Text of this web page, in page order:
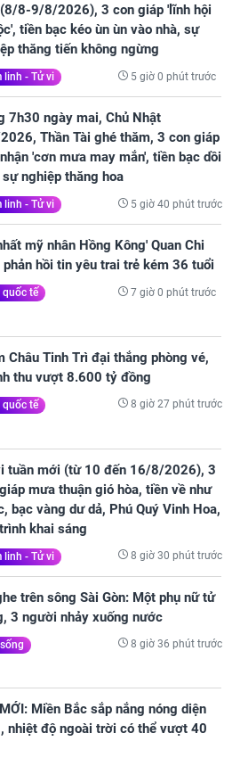
8-9/8/2026), 3 con giáp 'lĩnh hội
tiền bạc kéo ùn ùn vào nhà, sự
thăng tiến không ngừng
linh - Tử vi 5 giờ 0 phút trước
7h30 ngày mai, Chủ Nhật
Thần Tài ghé thăm, 3 con giáp
'cơn mưa may mắn', tiền bạc dồi
sự nghiệp thăng hoa
linh - Tử vi 5 giờ 40 phút trước
mỹ nhân Hồng Kông' Quan Chi
phản hồi tin yêu trai trẻ kém 36 tuổi
quốc tế 7 giờ 0 phút trước
Châu Tinh Trì đại thắng phòng vé,
thu vượt 8.600 tỷ đồng
quốc tế 8 giờ 27 phút trước
tuần mới (từ 10 đến 16/8/2026), 3
mưa thuận gió hòa, tiền về như
bạc vàng dư dả, Phú Quý Vinh Hoa,
khai sáng
linh - Tử vi 8 giờ 30 phút trước
trên sông Sài Gòn: Một phụ nữ tử
3 người nhảy xuống nước
8 giờ 36 phút trước
Miền Bắc sắp nắng nóng diện
nhiệt độ ngoài trời có thể vượt 40